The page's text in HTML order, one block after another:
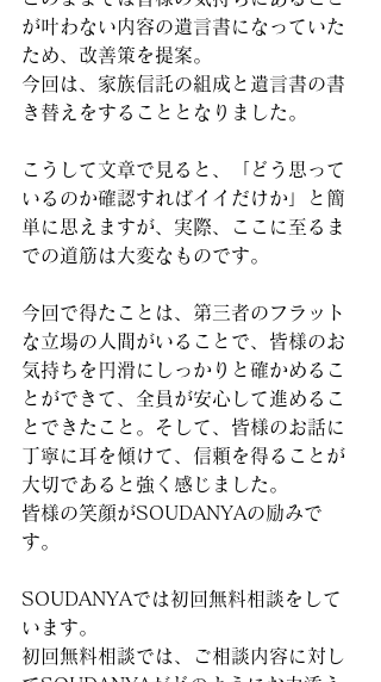
が叶わない内容の遺言書になっていた
ため、改善策を提案。
今回は、家族信託の組成と遺言書の書
き替えをすることとなりました。
こうして文章で見ると、「どう思って
いるのか確認すればイイだけか」と簡
単に思えますが、実際、ここに至るま
での道筋は大変なものです。
今回で得たことは、第三者のフラット
な立場の人間がいることで、皆様のお
気持ちを円滑にしっかりと確かめるこ
とができて、全員が安心して進めるこ
とできたこと。そして、皆様のお話に
丁寧に耳を傾けて、信頼を得ることが
大切であると強く感じました。
皆様の笑顔がSOUDANYAの励みで
す。
SOUDANYAでは初回無料相談をして
います。
初回無料相談では、ご相談内容に対し